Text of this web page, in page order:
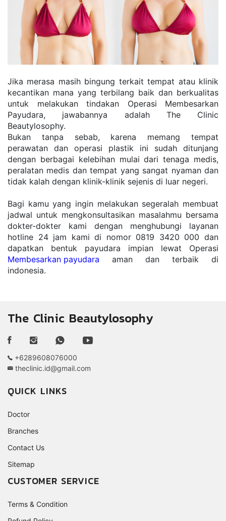
Jika merasa masih bingung terkait tempat atau klinik
kecantikan mana yang terbilang baik dan berkualitas
untuk melakukan tindakan Operasi Membesarkan
Payudara, jawabannya adalah The Clinic
Beautylosophy.
Bukan tanpa sebab, karena memang tempat
perawatan dan operasi plastik ini sudah ditunjang
dengan berbagai kelebihan mulai dari tenaga medis,
peralatan medis dan tempat yang sangat nyaman dan
tidak kalah dengan klinik-klinik sejenis di luar negeri.
Bagi kamu yang ingin melakukan segeralah membuat
jadwal untuk mengkonsultasikan masalahmu bersama
dokter-dokter kami dengan menghubungi layanan
hotline 24 jam kami di nomor 0819 3420 000 dan
dapatkan bentuk payudara impian lewat Operasi
Membesarkan payudara aman dan terbaik di
indonesia.
The Clinic Beautylosophy
+6289608076000
theclinic.id@gmail.com
QUICK LINKS
Doctor
Branches
Contact Us
Sitemap
CUSTOMER SERVICE
Terms & Condition